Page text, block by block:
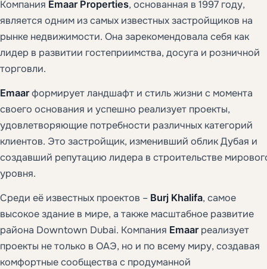
Компания Emaar Properties, основанная в 1997 году,
является одним из самых известных застройщиков на
рынке недвижимости. Она зарекомендовала себя как
лидер в развитии гостеприимства, досуга и розничной
торговли.
Emaarформирует ландшафт и стиль жизни с момента
своего основания и успешно реализует проекты,
удовлетворяющие потребности различных категорий
клиентов. Это застройщик, изменивший облик Дубая и
создавший репутацию лидера в строительстве
уровня.
Среди её известных проектов – Burj Khalifa, самое
высокое здание в мире, а также масштабное развитие
района Downtown Dubai. Компания Emaarреализует
проекты не только в ОАЭ, но и по всему миру, создавая
комфортные сообщества с продуманной